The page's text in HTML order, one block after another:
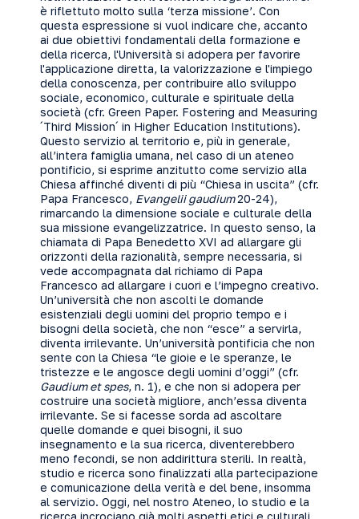
è riflettuto molto sulla ‘terza missione’. Con
questa espressione si vuol indicare che, accanto
ai due obiettivi fondamentali della formazione e
della ricerca, l'Università si adopera per favorire
l'applicazione diretta, la valorizzazione e l'impiego
della conoscenza, per contribuire allo sviluppo
sociale, economico, culturale e spirituale della
società (cfr. Green Paper. Fostering and Measuring
´Third Mission´ in Higher Education Institutions).
Questo servizio al territorio e, più in generale,
all’intera famiglia umana, nel caso di un ateneo
pontificio, si esprime anzitutto come servizio alla
Chiesa affinché diventi di più “Chiesa in uscita” (cfr.
Papa Francesco, Evangelii gaudium20-24),
rimarcando la dimensione sociale e culturale della
sua missione evangelizzatrice. In questo senso, la
chiamata di Papa Benedetto XVI ad allargare gli
orizzonti della razionalità, sempre necessaria, si
vede accompagnata dal richiamo di Papa
Francesco ad allargare i cuori e l’impegno creativo.
Un’università che non ascolti le domande
esistenziali degli uomini del proprio tempo e i
bisogni della società, che non “esce” a servirla,
diventa irrilevante. Un’università pontificia che non
sente con la Chiesa “le gioie e le speranze, le
tristezze e le angosce degli uomini d’oggi” (cfr.
Gaudium et spes, n. 1), e che non si adopera per
costruire una società migliore, anch’essa diventa
irrilevante. Se si facesse sorda ad ascoltare
quelle domande e quei bisogni, il suo
insegnamento e la sua ricerca, diventerebbero
meno fecondi, se non addirittura sterili. In realtà,
studio e ricerca sono finalizzati alla partecipazione
e comunicazione della verità e del bene, insomma
al servizio. Oggi, nel nostro Ateneo, lo studio e la
ricerca incrociano già molti aspetti etici e culturali